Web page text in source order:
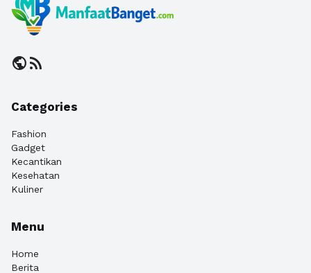
publicrss_feed
Categories
Fashion
Gadget
Kecantikan
Kesehatan
Kuliner
Menu
Home
Berita